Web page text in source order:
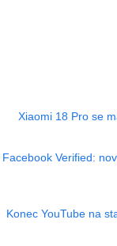
Xiaomi 18 Pro se
Facebook Verified:
Konec YouTube na